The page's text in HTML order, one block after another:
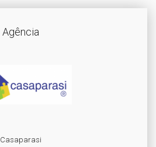
Agência
Casaparasi